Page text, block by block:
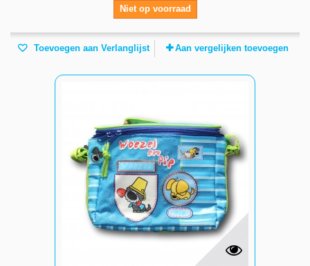
Niet op voorraad
Toevoegen aan Verlanglijst Aan vergelijken toevoegen